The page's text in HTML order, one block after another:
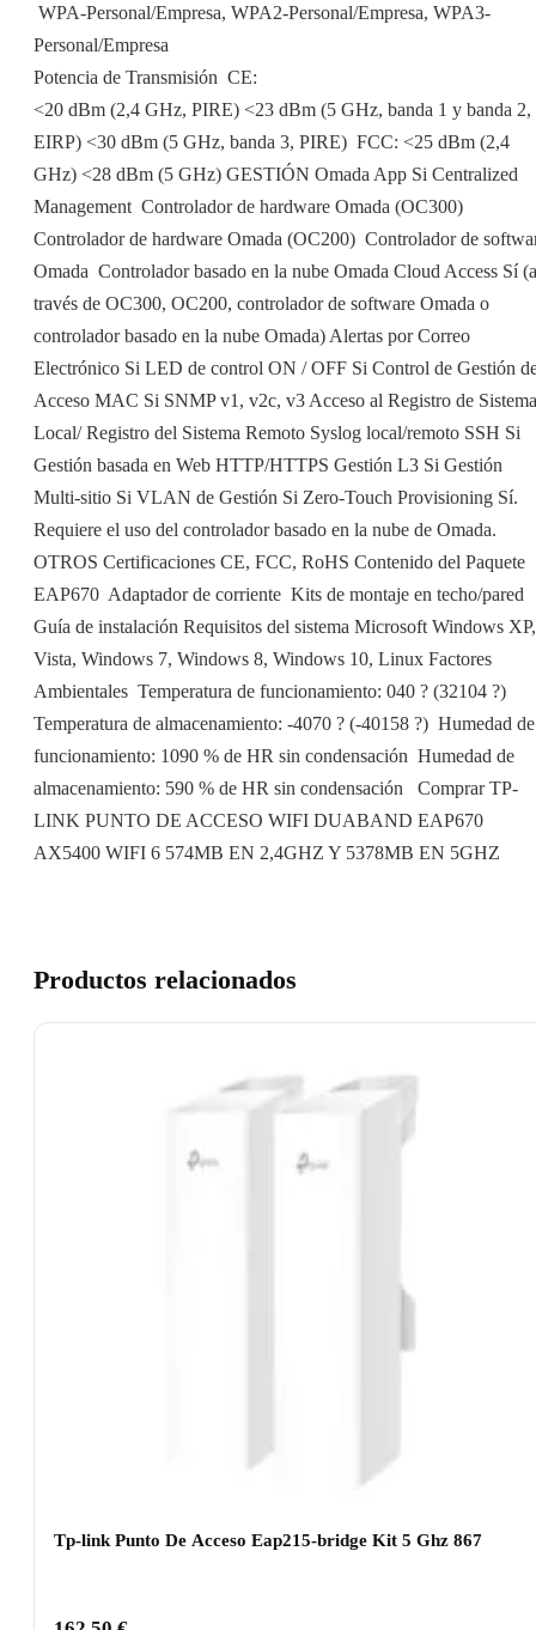
 WPA-Personal/Empresa, WPA2-Personal/Empresa, WPA3-
Personal/Empresa
Potencia de Transmisión  CE:
<20 dBm (2,4 GHz, PIRE) <23 dBm (5 GHz, banda 1 y banda 2,
EIRP) <30 dBm (5 GHz, banda 3, PIRE)  FCC: <25 dBm (2,4
GHz) <28 dBm (5 GHz) GESTIÓN Omada App Si Centralized
Management  Controlador de hardware Omada (OC300) 
Controlador de hardware Omada (OC200)  Controlador de
Omada  Controlador basado en la nube Omada Cloud Access Sí (a
través de OC300, OC200, controlador de software Omada o
controlador basado en la nube Omada) Alertas por Correo
Electrónico Si LED de control ON / OFF Si Control de Gestión
Acceso MAC Si SNMP v1, v2c, v3 Acceso al Registro de Sistema
Local/ Registro del Sistema Remoto Syslog local/remoto SSH Si
Gestión basada en Web HTTP/HTTPS Gestión L3 Si Gestión
Multi-sitio Si VLAN de Gestión Si Zero-Touch Provisioning Sí.
Requiere el uso del controlador basado en la nube de Omada.
OTROS Certificaciones CE, FCC, RoHS Contenido del Paquete 
EAP670  Adaptador de corriente  Kits de montaje en techo/pared 
Guía de instalación Requisitos del sistema Microsoft Windows XP,
Vista, Windows 7, Windows 8, Windows 10, Linux Factores
Ambientales  Temperatura de funcionamiento: 040 ? (32104 ?) 
Temperatura de almacenamiento: -4070 ? (-40158 ?)  Humedad de
funcionamiento: 1090 % de HR sin condensación  Humedad de
almacenamiento: 590 % de HR sin condensación Comprar TP-
LINK PUNTO DE ACCESO WIFI DUABAND EAP670
AX5400 WIFI 6 574MB EN 2,4GHZ Y 5378MB EN 5GHZ
Productos relacionados
Tp-link Punto De Acceso Eap215-bridge Kit 5 Ghz 867